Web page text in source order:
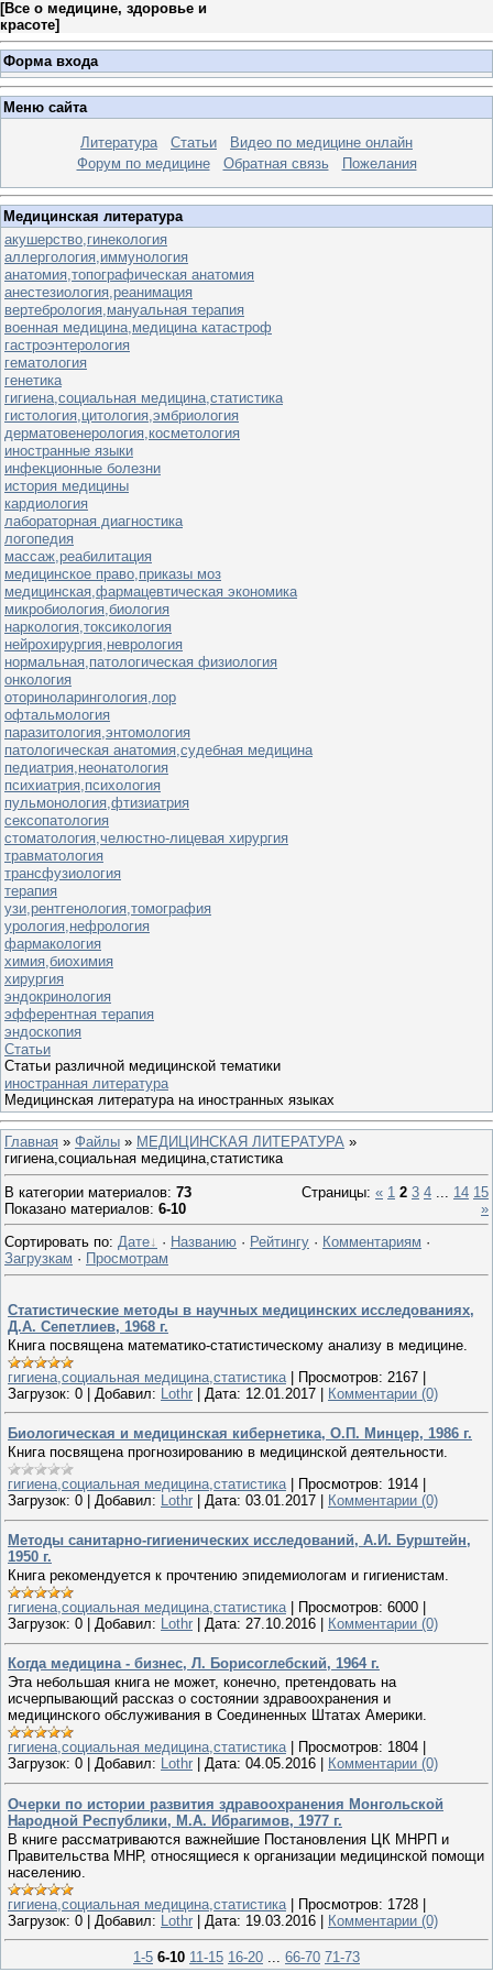
[Все о медицине, здоровье и
красоте]
Форма входа
Меню сайта
Литература Статьи
Видео по медицине онлайн
Форум по медицине
Обратная связь Пожелания
Медицинская литература
акушерство,гинекология
аллергология,иммунология
анатомия,топографическая анатомия
анестезиология,реанимация
вертебрология,мануальная терапия
военная медицина,медицина катастроф
гастроэнтерология
гематология
генетика
гигиена,социальная медицина,статистика
гистология,цитология,эмбриология
дерматовенерология,косметология
иностранные языки
инфекционные болезни
история медицины
кардиология
лабораторная диагностика
логопедия
массаж,реабилитация
медицинское право,приказы моз
медицинская,фармацевтическая экономика
микробиология,биология
наркология,токсикология
нейрохирургия,неврология
нормальная,патологическая физиология
онкология
оториноларингология,лор
офтальмология
паразитология,энтомология
патологическая анатомия,судебная медицина
педиатрия,неонатология
психиатрия,психология
пульмонология,фтизиатрия
сексопатология
стоматология,челюстно-лицевая хирургия
травматология
трансфузиология
терапия
узи,рентгенология,томография
урология,нефрология
фармакология
химия,биохимия
хирургия
эндокринология
эфферентная терапия
эндоскопия
Статьи
Статьи различной медицинской тематики
иностранная литература
Медицинская литература на иностранных языках
Главная » Файлы » МЕДИЦИНСКАЯ ЛИТЕРАТУРА »
гигиена,социальная медицина,статистика
В категории материалов: 73
Показано материалов: 6-10
Страницы: « 1 2 3 4 14 15
»
Сортировать по: Дате · Названию · Рейтингу · Комментариям ·
Загрузкам · Просмотрам
Статистические методы в научных медицинских исследованиях,
Д.А. Сепетлиев, 1968 г.
Книга посвящена математико-статистическому анализу в медицине.
гигиена,социальная медицина,статистика | Просмотров: 2167 |
Загрузок: 0 | Добавил: Lothr | Дата: 12.01.2017 | Комментарии (0)
Биологическая и медицинская кибернетика, О.П. Минцер, 1986 г.
Книга посвящена прогнозированию в медицинской деятельности.
гигиена,социальная медицина,статистика
Просмотров: 1914
Загрузок: 0 Добавил: Lothr Дата: 03.01.2017 Комментарии (0)
Методы санитарно-гигиенических исследований, А.И. Бурштейн,
1950 г.
Книга рекомендуется к прочтению эпидемиологам и гигиенистам.
гигиена,социальная медицина,статистика| Просмотров: 6000
Загрузок: 0 Добавил: Lothr Дата: 27.10.2016 Комментарии (0)
Когда медицина - бизнес, Л. Борисоглебский, 1964 г.
Эта небольшая книга не может, конечно, претендовать на
исчерпывающий рассказ о состоянии здравоохранения и
медицинского обслуживания в Соединенных Штатах Америки.
гигиена,социальная медицина,статистика| Просмотров: 1804
Загрузок: 0 Добавил: Lothr Дата: 04.05.2016 Комментарии (0)
Очерки по истории развития здравоохранения Монгольской
Народной Республики, М.А. Ибрагимов, 1977 г.
В книге рассматриваются важнейшие Постановления ЦК МНРП и
Правительства МНР, относящиеся к организации медицинской помощи
населению.
гигиена,социальная медицина,статистика
Просмотров: 1728
Загрузок: 0 Добавил: Lothr Дата: 19.03.2016 Комментарии (0)
1-5 6-10 11-15 16-20 ... 66-70 71-73